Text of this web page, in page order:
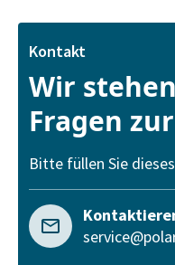
Kontakt
Wir
Fragen
Bitte füllen Sie